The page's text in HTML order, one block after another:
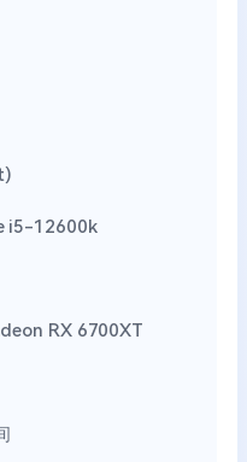
i5-12600k
RX 6700XT